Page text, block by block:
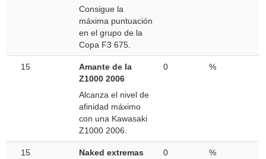
Consigue la
máxima puntuación
en el grupo de la
Copa F3 675.
15
Amante de la
Z1000 2006
Alcanza el nivel de
afinidad máximo
con una Kawasaki
Z1000 2006.
0 %
15
Naked extremas
0 %